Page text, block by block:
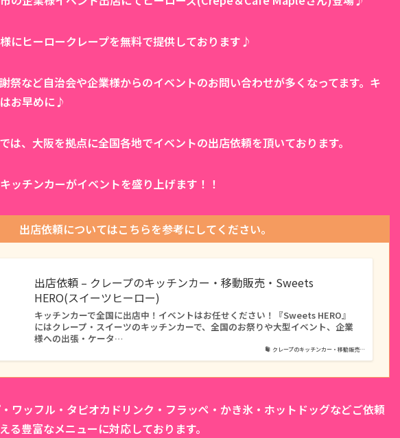
にヒーロークレープを無料で提供しております♪
祭など自治会や企業様からのイベントのお問い合わせが多くなってます。キ
お早めに♪
は、大阪を拠点に全国各地でイベントの出店依頼を頂いております。
ッチンカーがイベントを盛り上げます！！
出店依頼についてはこちらを参考にしてください。
クレープのキッチンカー・移動販売…
出店依頼 – クレープのキッチンカー・移動販売・Sweets
HERO(スイーツヒーロー)
キッチンカーで全国に出店中！イベントはお任せください！『Sweets HERO』
にはクレープ・スイーツのキッチンカーで、全国のお祭りや大型イベント、企業
様への出張・ケータ…
ワッフル・タピオカドリンク・フラッペ・かき氷・ホットドッグなどご依頼
る豊富なメニューに対応しております。